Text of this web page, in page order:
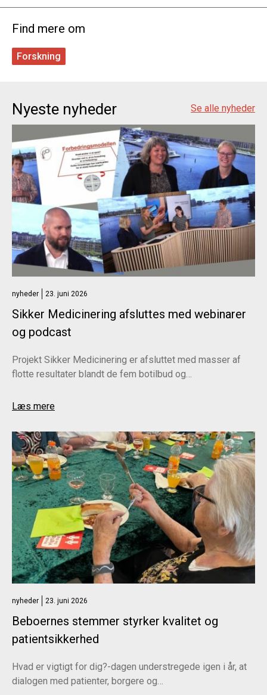
Find mere om
Forskning
Nyeste nyheder Se alle nyheder
nyheder 23. juni 2026
Sikker Medicinering afsluttes med webinarer
og podcast
Projekt Sikker Medicinering er afsluttet med masser af
flotte resultater blandt de fem botilbud og…
Læs mere
nyheder 23. juni 2026
Beboernes stemmer styrker kvalitet og
patientsikkerhed
Hvad er vigtigt for dig?-dagen understregede igen i år, at
dialogen med patienter, borgere og…